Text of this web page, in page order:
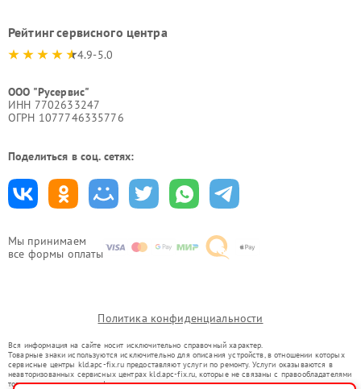
Мы принимаем
все формы оплаты
Рейтинг сервисного центра
4.9-5.0
ООО "Русервис"
ИНН 7702633247
ОГРН 1077746335776
Поделиться в соц. сетях:
Политика конфиденциальности
Вся информация на сайте носит исключительно справочный характер.
Товарные знаки используются исключительно для описания устройств, в отношении которых
сервисные центры kld.apc-fix.ru предоставляют услуги по ремонту. Услуги оказываются в
неавторизованных сервисных центрах kld.apc-fix.ru, которые не связаны с правообладателями
товарных знаков или их официальными представителями.